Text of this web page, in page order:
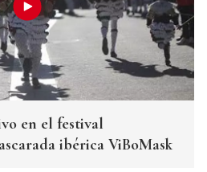
en el festival
ibérica ViBoMask